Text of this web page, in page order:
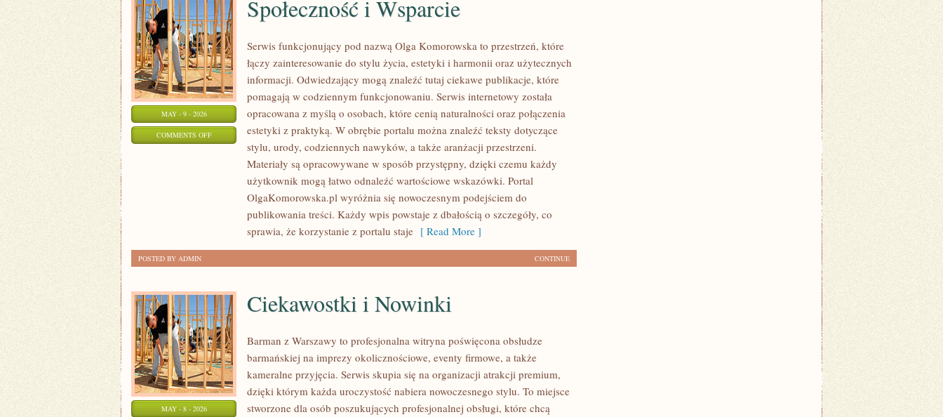
MAY - 9 - 2026
COMMENTS OFFON
SPOŁECZNOŚĆ
Społeczność i Wsparcie
Serwis funkcjonujący pod nazwą Olga Komorowska to przestrzeń, które
łączy zainteresowanie do stylu życia, estetyki i harmonii oraz użytecznych
informacji. Odwiedzający mogą znaleźć tutaj ciekawe publikacje, które
pomagają w codziennym funkcjonowaniu. Serwis internetowy została
opracowana z myślą o osobach, które cenią naturalności oraz połączenia
estetyki z praktyką. W obrębie portalu można znaleźć teksty dotyczące
stylu, urody, codziennych nawyków, a także aranżacji przestrzeni.
Materiały są opracowywane w sposób przystępny, dzięki czemu każdy
użytkownik mogą łatwo odnaleźć wartościowe wskazówki. Portal
OlgaKomorowska.pl wyróżnia się nowoczesnym podejściem do
publikowania treści. Każdy wpis powstaje z dbałością o szczegóły, co
sprawia, że korzystanie z portalu staje [ Read More ]
CONTINUE
POSTED BY ADMIN
MAY - 8 - 2026
Ciekawostki i Nowinki
Barman z Warszawy to profesjonalna witryna poświęcona obsłudze
barmańskiej na imprezy okolicznościowe, eventy firmowe, a także
kameralne przyjęcia. Serwis skupia się na organizacji atrakcji premium,
dzięki którym każda uroczystość nabiera nowoczesnego stylu. To miejsce
stworzone dla osób poszukujących profesjonalnej obsługi, które chcą